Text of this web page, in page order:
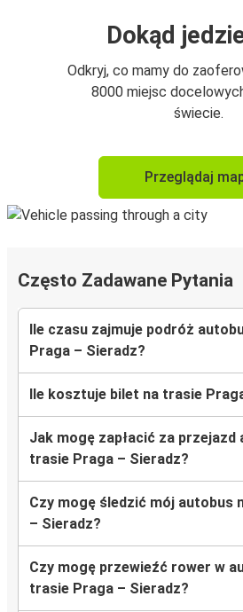
Dokąd
Odkryj, co mamy do
8000 miejsc
świecie.
Przeglądaj
Często Zadawane Pytania
Ile czasu zajmuje podróż
Praga – Sieradz?
Ile kosztuje bilet na trasie
Jak mogę zapłacić za przejazd
trasie Praga – Sieradz?
Czy mogę śledzić mój autobus
– Sieradz?
Czy mogę przewieźć rower w
trasie Praga – Sieradz?